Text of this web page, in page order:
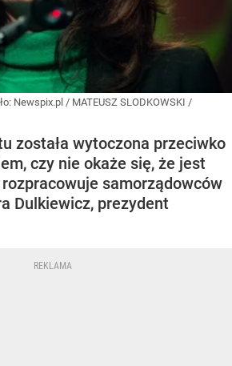
Newspix.pl / MATEUSZ SLODKOWSKI /
została wytoczona przeciwko
czy nie okaże się, że jest
samorządowców
Dulkiewicz, prezydent